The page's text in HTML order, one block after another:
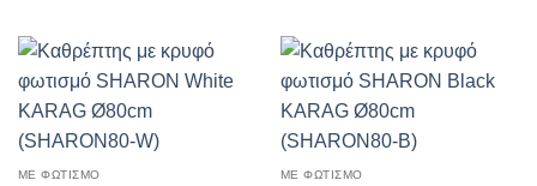
ΜΕ ΦΩΤΙΣΜΟ ΜΕ ΦΩΤΙΣΜΟ